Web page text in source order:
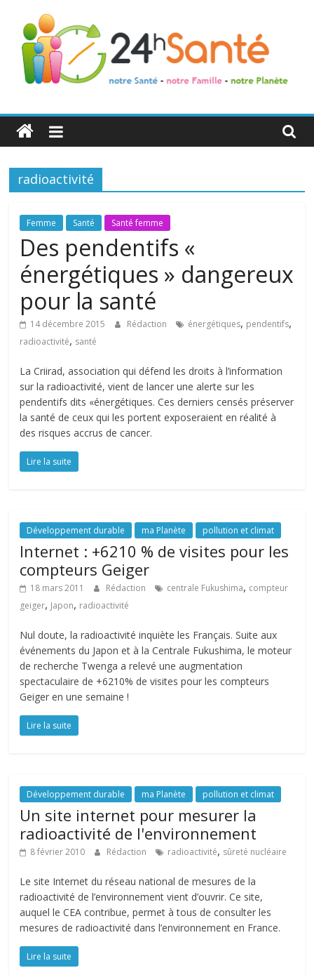
24h
Santé
La
de
toute
famille
radioactivité
Femme Santé Santé femme
Des pendentifs «
énergétiques » dangereux
pour la santé
14 décembre 2015 Rédaction énergétiques, pendentifs,
radioactivité, santé
La Criirad, association qui défend les droits à l’information
sur la radioactivité, vient de lancer une alerte sur les
pendentifs dits «énergétiques. Ces derniers censés préserver
la santé de ceux qui les portent exposeraient en réalité à
des risques accrus de cancer.
Lire la suite
Développement durable ma Planète pollution et climat
Internet : +6210 % de visites pour les
compteurs Geiger
18 mars 2011 Rédaction centrale Fukushima, compteur
geiger, Japon, radioactivité
Nul doute, la radioactivité inquiète les Français. Suite aux
événements du Japon et à la Centrale Fukushima, le moteur
de recherche Twenga a relevé une augmentation
spectaculaire de +6210% de visites pour les compteurs
Geiger en une semaine !
Lire la suite
Développement durable ma Planète pollution et climat
Un site internet pour mesurer la
radioactivité de l'environnement
8 février 2010 Rédaction radioactivité, sûreté nucléaire
Le site Internet du réseau national de mesures de la
radioactivité de l’environnement vient d’ouvrir. Ce site,
auquel le CEA contribue, permet à tous de consulter les
mesures de radioactivité dans l’environnement en France.
Lire la suite